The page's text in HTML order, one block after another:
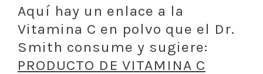
Aquí hay un enlace a la
Vitamina C en polvo que el Dr.
Smith consume y sugiere:
PRODUCTO DE VITAMINA C